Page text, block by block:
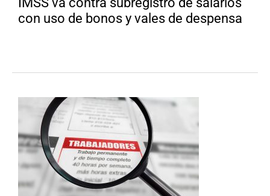
con uso de bonos y vales de despensa